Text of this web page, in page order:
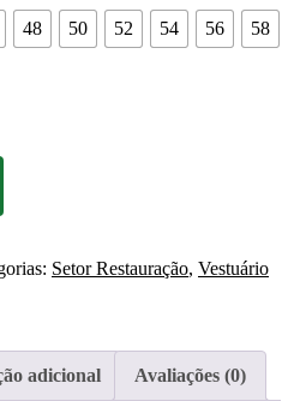
48 50 52 54 56 58
Setor Restauração, Vestuário
adicional Avaliações (0)